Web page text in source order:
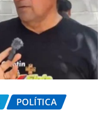
POLÍTICA